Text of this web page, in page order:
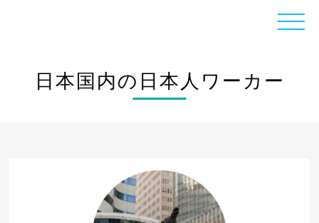
日本国内の日本人ワーカー